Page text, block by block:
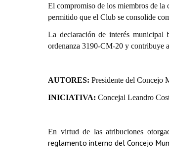
El compromiso de los miembros de
permitido que el Club se consolide
La declaración de interés
ordenanza 3190-CM-20 y contribuye
AUTORES: Presidente del Concejo
INICIATIVA: Concejal Leandro
En virtud de las atribuciones
reglamento interno del Concejo